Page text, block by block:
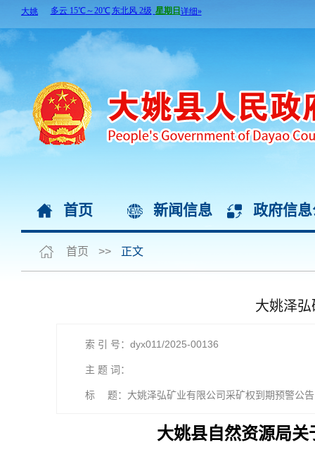
首页 新闻信息 政府信
首页 >> 正文
大姚泽
索 引 号：dyx011/2025-00136
主 题 词：
标 题：大姚泽弘矿业有限公司采矿权到期预警公
大姚县自然资源局